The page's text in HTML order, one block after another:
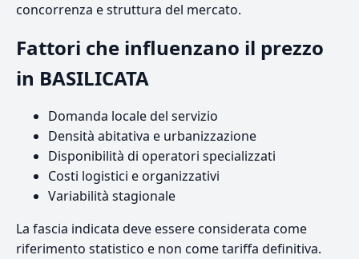
concorrenza e struttura del mercato.
Fattori che influenzano il prezzo
in BASILICATA
Domanda locale del servizio
Densità abitativa e urbanizzazione
Disponibilità di operatori specializzati
Costi logistici e organizzativi
Variabilità stagionale
La fascia indicata deve essere considerata come
riferimento statistico e non come tariffa definitiva.